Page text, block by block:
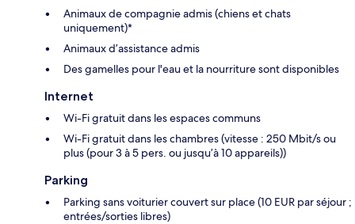
Animaux de compagnie admis (chiens et chats
uniquement)*
Animaux d’assistance admis
Des gamelles pour l'eau et la nourriture sont disponibles
Internet
Wi-Fi gratuit dans les espaces communs
Wi-Fi gratuit dans les chambres (vitesse : 250 Mbit/s ou
plus (pour 3 à 5 pers. ou jusqu’à 10 appareils))
Parking
Parking sans voiturier couvert sur place (10 EUR par séjour ;
entrées/sorties libres)